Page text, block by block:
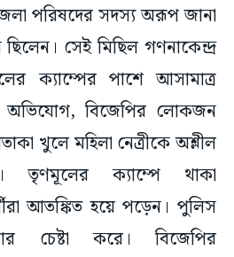
পরিষদের সদস্য অরূপ জানা
সেই মিছিল গণনাকেন্দ্র
ক্যাম্পের পাশে আসামাত্র
অভিযোগ, বিজেপির লোকজন
খুলে মহিলা নেত্রীকে অশ্লীল
তৃণমূলের ক্যাম্পে থাকা
আতঙ্কিত হয়ে পড়েন। পুলিস
চেষ্টা করে। বিজেপির